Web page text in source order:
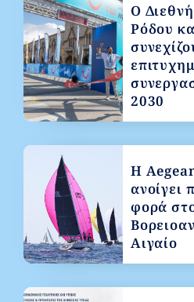
Ο
Ρόδου
2030
Η
ανοίγει
φορά
Αιγαίο